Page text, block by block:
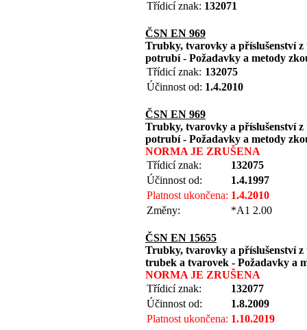
Třídicí znak: 132071
ČSN EN 969
Trubky, tvarovky a příslušenství
potrubí - Požadavky a metody
Třídicí znak: 132075
Účinnost od: 1.4.2010
ČSN EN 969
Trubky, tvarovky a příslušenství
potrubí - Požadavky a metody
NORMA JE ZRUŠENA
Třídicí znak:
132075
Účinnost od:
1.4.1997
Platnost ukončena: 1.4.2010
Změny:
*A1 2.00
ČSN EN 15655
Trubky, tvarovky a příslušenství
trubek a tvarovek - Požadavky a
NORMA JE ZRUŠENA
Třídicí znak:
132077
Účinnost od:
1.8.2009
Platnost ukončena: 1.10.2019